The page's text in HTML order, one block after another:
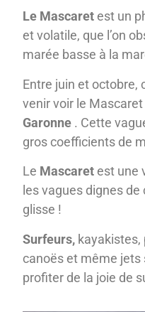
Le Mascaret est un
et volatile, que l’on
marée basse à la
Entre juin et octobre,
venir voir le Mascaret
Garonne . Cette
gros coefficients de
Le Mascaret est une
les vagues dignes
glisse !
Surfeurs, kayakistes,
canoës et même jets
profiter de la joie de